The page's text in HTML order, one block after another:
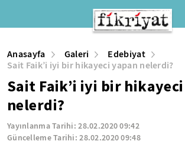
Anasayfa Galeri
Edebiyat
Sait Faik’i iyi bir hikayeci yapan nelerdi?
Sait Faik’i iyi bir
nelerdi?
Yayınlanma Tarihi:28.02.2020 09:42
Güncelleme Tarihi:28.02.2020 09:48